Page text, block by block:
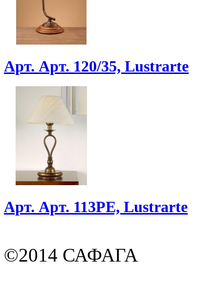
Арт. Арт. 120/35, Lustrarte
Арт. Арт. 113PE, Lustrarte
©2014 САФАГА